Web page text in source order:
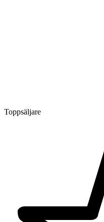
Toppsäljare